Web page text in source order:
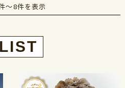
～8件を表示